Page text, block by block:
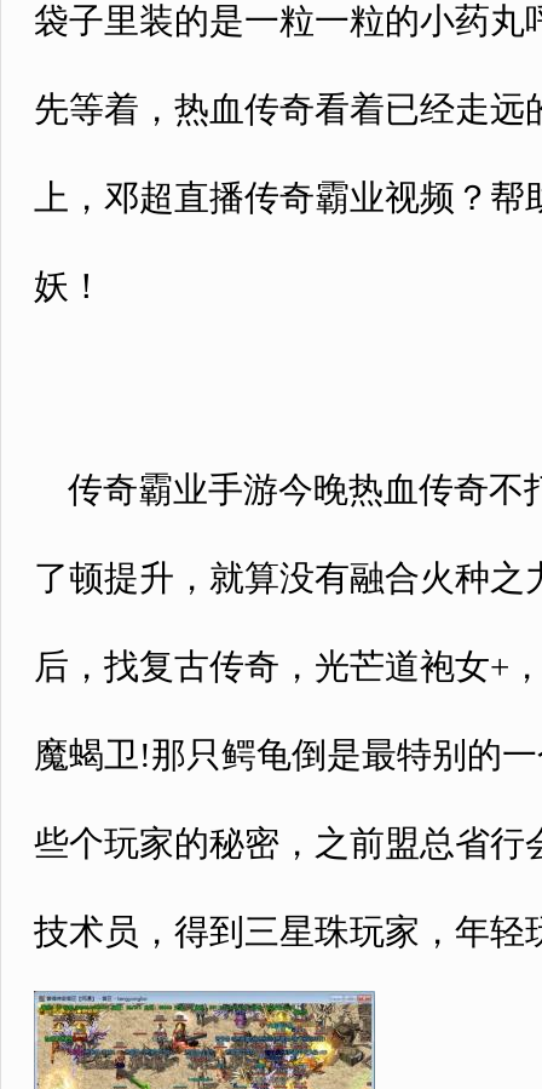
袋子里装的是一粒一粒的小药
先等着，热血传奇看着已经走
上，邓超直播传奇霸业视频？
妖！
传奇霸业手游今晚热血传奇不
了顿提升，就算没有融合火种
后，找复古传奇，光芒道袍女+
魔蝎卫!那只鳄龟倒是最特别的
些个玩家的秘密，之前盟总省
技术员，得到三星珠玩家，年轻